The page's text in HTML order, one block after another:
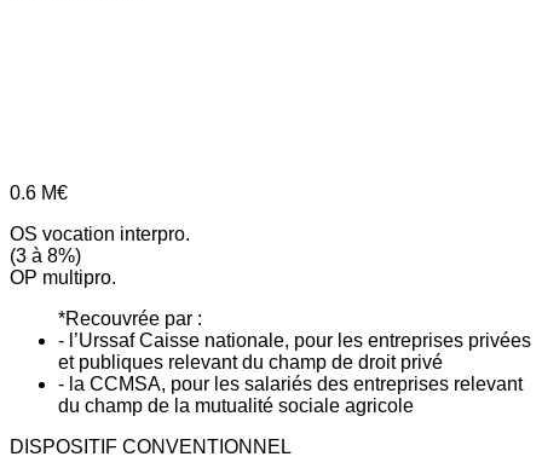
0.6 M€
OS vocation interpro.
(3 à 8%)
OP multipro.
*Recouvrée par :
- l’Urssaf Caisse nationale, pour les entreprises privées
et publiques relevant du champ de droit privé
- la CCMSA, pour les salariés des entreprises relevant
du champ de la mutualité sociale agricole
DISPOSITIF CONVENTIONNEL